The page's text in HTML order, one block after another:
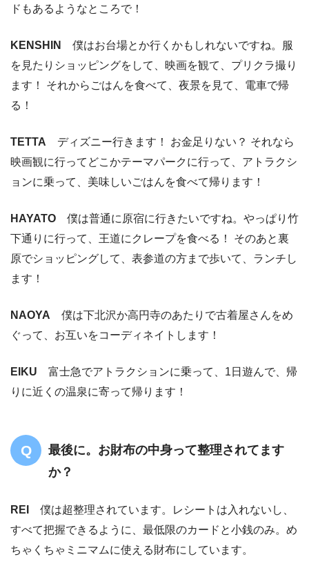
ドもあるようなところで！
KENSHIN
僕はお台場とか行くかもしれないですね。服
を見たりショッピングをして、映画を観て、プリクラ撮り
ます！ それからごはんを食べて、夜景を見て、電車で帰
る！
TETTA ディズニー行きます！ お金足りない？ それなら
映画観に行ってどこかテーマパークに行って、アトラクシ
ョンに乗って、美味しいごはんを食べて帰ります！
HAYATO 僕は普通に原宿に行きたいですね。やっぱり竹
下通りに行って、王道にクレープを食べる！ そのあと裏
原でショッピングして、表参道の方まで歩いて、ランチし
ます！
NAOYA 僕は下北沢か高円寺のあたりで古着屋さんをめ
ぐって、お互いをコーディネイトします！
EIKU 富士急でアトラクションに乗って、1日遊んで、帰
りに近くの温泉に寄って帰ります！
最後に。お財布の中身って整理されてます
か？
REI
僕は超整理されています。レシートは入れないし、
すべて把握できるように、最低限のカードと小銭のみ。め
ちゃくちゃミニマムに使える財布にしています。